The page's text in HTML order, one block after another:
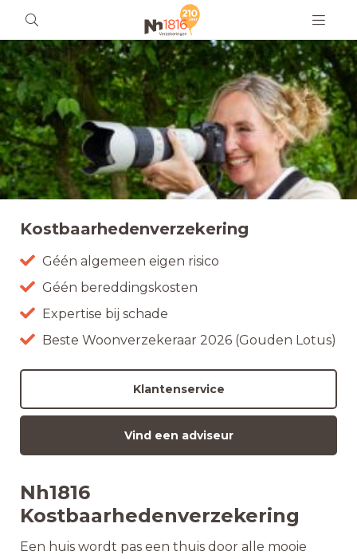
Kostbaarhedenverzekering
Géén algemeen eigen risico
Géén bereddingskosten
Expertise bij schade
Beste Woonverzekeraar 2026 (Gouden Lotus)
Klantenservice
Vind een adviseur
Nh1816
Kostbaarhedenverzekering
Een huis wordt pas een thuis door alle mooie